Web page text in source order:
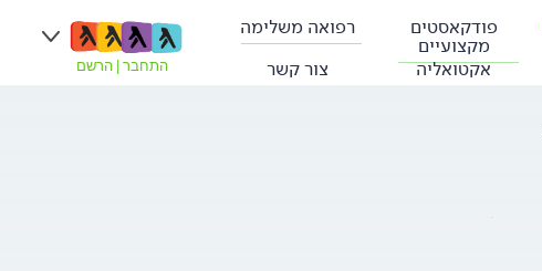
פודקאסטים
מקצועיים
רפואה משלימה
אקטואליה צור קשר התחבר הרשם